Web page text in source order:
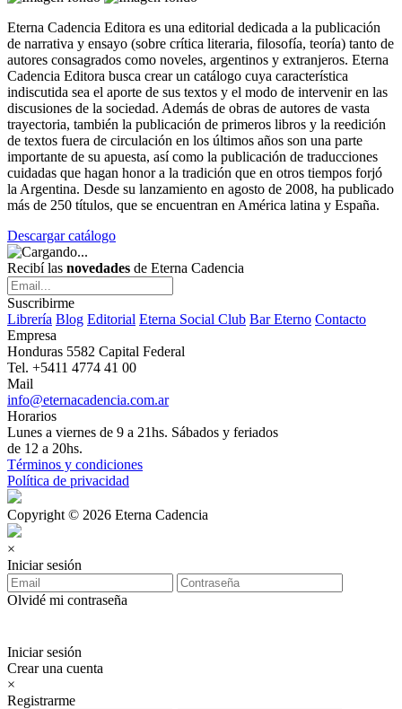
Eterna Cadencia Editora es una editorial dedicada a la publicación
de narrativa y ensayo (sobre crítica literaria, filosofía, teoría) tanto de
autores consagrados como noveles, argentinos y extranjeros. Eterna
Cadencia Editora busca crear un catálogo cuya característica
indiscutida sea el aporte de sus textos y el modo de intervenir en las
discusiones de la sociedad. Además de obras de autores de vasta
trayectoria, también la publicación de primeros libros y la reedición
de textos fuera de circulación en los últimos años son una parte
importante de su apuesta, así como la publicación de traducciones
cuidadas que hagan honor a la tradición que en otros tiempos forjó
la Argentina. Desde su lanzamiento en agosto de 2008, ha publicado
más de 250 títulos, que se encuentran en América latina y España.
Descargar catálogo
Recibí las novedades de Eterna Cadencia
Suscribirme
Librería Blog Editorial Eterna Social Club Bar Eterno Contacto
Empresa
Honduras 5582 Capital Federal
Tel. +5411 4774 41 00
Mail
info@eternacadencia.com.ar
Horarios
Lunes a viernes de 9 a 21hs. Sábados y feriados
de 12 a 20hs.
Términos y condiciones
Política de privacidad
Copyright © 2026 Eterna Cadencia
×
Iniciar sesión
Olvidé mi contraseña
Iniciar sesión
Crear una cuenta
×
Registrarme